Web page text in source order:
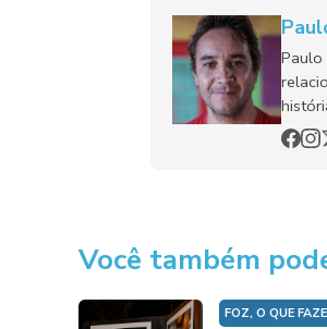
Paulo
Você também
FOZ, O QUE